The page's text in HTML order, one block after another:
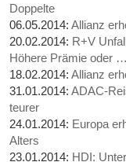
Doppelte
06.05.2014:Allianz
20.02.2014: R+V
Höhere Prämie oder …
18.02.2014:Allianz
31.01.2014:ADAC-
teurer
24.01.2014: Europa
Alters
23.01.2014: HDI: